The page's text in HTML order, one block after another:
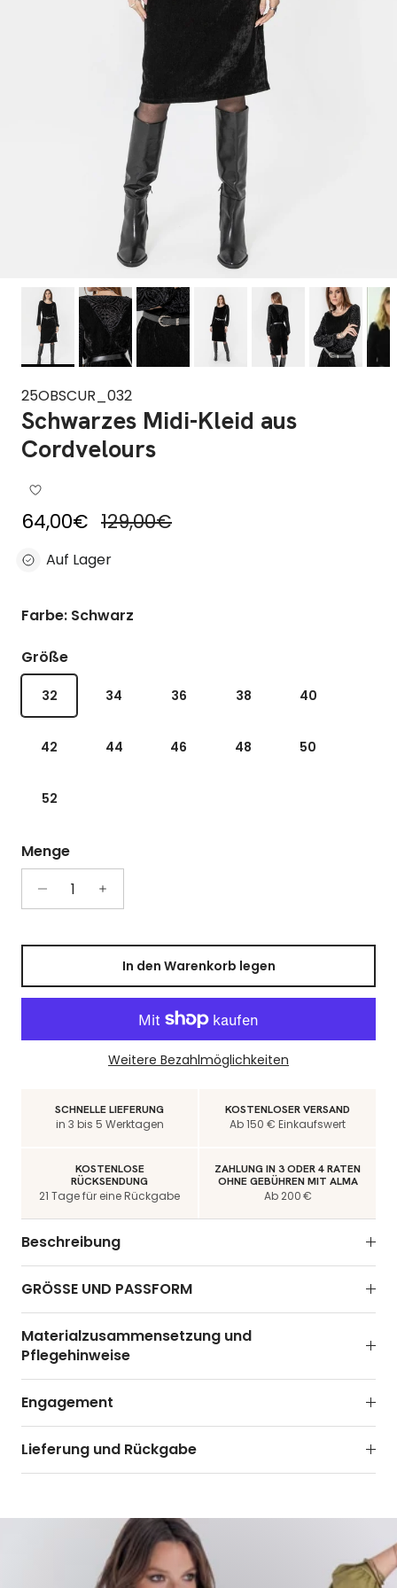
25OBSCUR_032
Schwarzes Midi-Kleid aus
Cordvelours
Reduzierter Preis
64,00€ Regulärer Preis
129,00€
Auf Lager
Farbe: Schwarz
Größe
32 34 36 38 40
42 44 46 48 50
52
Menge
In den Warenkorb legen
Weitere Bezahlmöglichkeiten
SCHNELLE LIEFERUNG
in 3 bis 5 Werktagen
KOSTENLOSER VERSAND
Ab 150 € Einkaufswert
KOSTENLOSE
RÜCKSENDUNG
21 Tage für eine Rückgabe
ZAHLUNG IN 3 ODER 4 RATEN
OHNE GEBÜHREN MIT ALMA
Ab 200 €
Beschreibung
GRÖSSE UND PASSFORM
Materialzusammensetzung und
Pflegehinweise
Engagement
Lieferung und Rückgabe